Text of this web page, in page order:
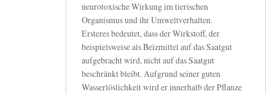
neurotoxische Wirkung im tierischen
Organismus und ihr Umweltverhalten.
Ersteres bedeutet, dass der Wirkstoff, der
beispielsweise als Beizmittel auf das Saatgut
aufgebracht wird, nicht auf das Saatgut
beschränkt bleibt. Aufgrund seiner guten
Wasserlöslichkeit wird er innerhalb der Pflanze